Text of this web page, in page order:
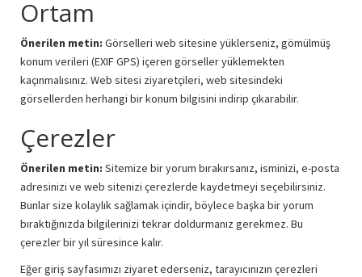
Ortam
Önerilen metin: Görselleri web sitesine yüklerseniz, gömülmüş
konum verileri (EXIF GPS) içeren görseller yüklemekten
kaçınmalısınız. Web sitesi ziyaretçileri, web sitesindeki
görsellerden herhangi bir konum bilgisini indirip çıkarabilir.
Çerezler
Önerilen metin: Sitemize bir yorum bırakırsanız, isminizi, e-posta
adresinizi ve web sitenizi çerezlerde kaydetmeyi seçebilirsiniz.
Bunlar size kolaylık sağlamak içindir, böylece başka bir yorum
bıraktığınızda bilgilerinizi tekrar doldurmanız gerekmez. Bu
çerezler bir yıl süresince kalır.
Eğer giriş sayfasımızı ziyaret ederseniz, tarayıcınızın çerezleri